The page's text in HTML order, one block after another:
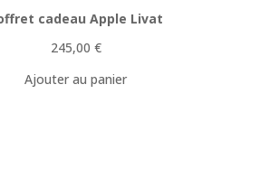
cadeau Apple Livat
245,00 €
Ajouter au panier